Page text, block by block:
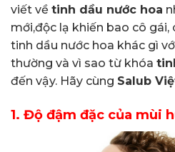
viết về tinh dầu nước hoa
mới,độc lạ khiến bao cô gái,
tinh dầu nước hoa khác gì
thường và vì sao từ khóa
đến vậy. Hãy cùng Salub
1. Độ đậm đặc của mùi